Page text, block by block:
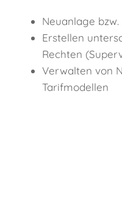
Neuanlage
Erstellen
Rechten
Verwalten von
Tarifmodellen